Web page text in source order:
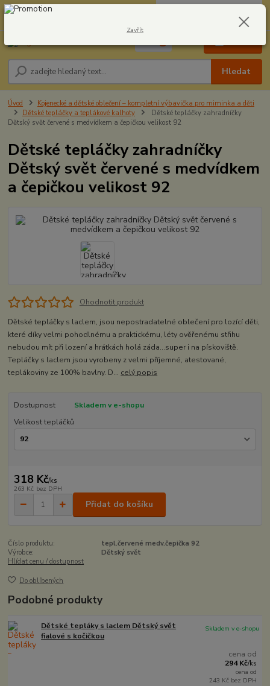
Hledat
604278943 0,00 Kč
Úvod
Kojenecké a dětské oblečení – kompletní výbavička pro miminka a děti
Dětské tepláčky a teplákové kalhoty
Dětské tepláčky zahradníčky
Dětský svět červené s medvídkem a čepičkou velikost 92
Dětské tepláčky zahradníčky
Dětský svět červené s medvídkem
a čepičkou velikost 92
Ohodnotit produkt
Dětské tepláčky s laclem, jsou nepostradatelné oblečení pro lozící děti,
které díky velmi pohodlnému a praktickému, léty ověřenému střihu
nebudou mít při lození a hrátkách holá záda...super i na pískoviště.
Tepláčky s laclem jsou vyrobeny z velmi příjemné, atestované,
teplákoviny ze 100% bavlny. D... celý popis
Dostupnost
Skladem v e-shopu
Velikost tepláčků
318 Kč/ks
263 Kč bez DPH
Přidat do košíku
Číslo produktu:
tepl.červené medv.čepička 92
Výrobce:
Dětský svět
Hlídat cenu / dostupnost
Do oblíbených
Podobné produkty
Dětské tepláky s laclem Dětský svět
fialové s kočičkou
cena od
294 Kč/ks
cena od
243 Kč bez DPH
Skladem v e-shopu
Zavřít